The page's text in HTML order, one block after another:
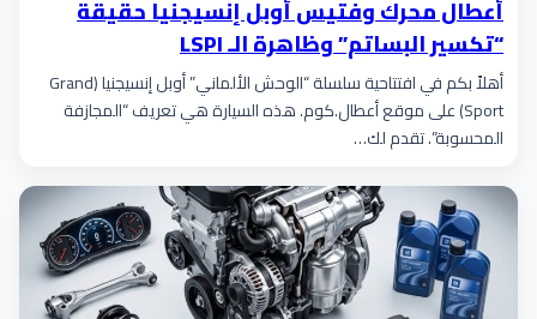
أعطال محرك وفتيس أوبل إنسيجنيا حقيقة
“تكسير البساتم” وظاهرة الـ LSPI
أهلاً بكم في افتتاحية سلسلة “الوحش الألماني” أوبل إنسيجنيا (Grand
Sport) على موقع أعطال.كوم. هذه السيارة هي تعريف “المجازفة
المحسوبة”. تقدم لك…